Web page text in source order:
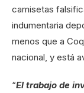
camisetas
indumentaria
menos que a
nacional, y está
“El trabajo de